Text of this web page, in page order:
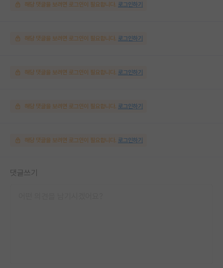
해당 댓글을 보려면 로그인이 필요합니다. 로그인하기
해당 댓글을 보려면 로그인이 필요합니다. 로그인하기
해당 댓글을 보려면 로그인이 필요합니다. 로그인하기
해당 댓글을 보려면 로그인이 필요합니다. 로그인하기
해당 댓글을 보려면 로그인이 필요합니다. 로그인하기
댓글쓰기